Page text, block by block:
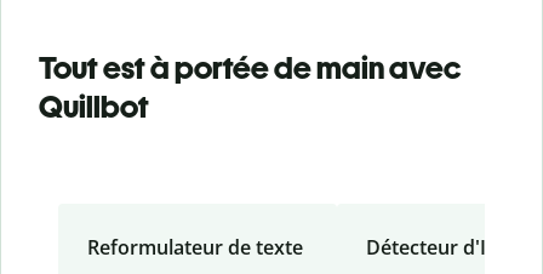
Tout est à portée de main avec
Quillbot
Reformulateur de texte Détecteur d'IA